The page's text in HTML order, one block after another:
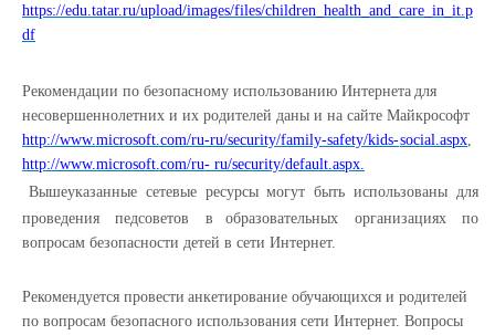
https://edu.tatar.ru/upload/images/files/children_health_and_care_in_it.p
df
Рекомендации по безопасному использованию Интернета для
несовершеннолетних и их родителей даны и на сайте Майкрософт
http://www.microsoft.com/ru-ru/security/family-safety/kids-social.aspx,
http://www.microsoft.com/ru- ru/security/default.aspx.
Вышеуказанные сетевые ресурсы могут быть использованы для
проведения педсоветов в
образовательных организациях
по
вопросам безопасности детей в сети Интернет.
Рекомендуется провести анкетирование обучающихся и родителей
по вопросам безопасного использования сети Интернет. Вопросы